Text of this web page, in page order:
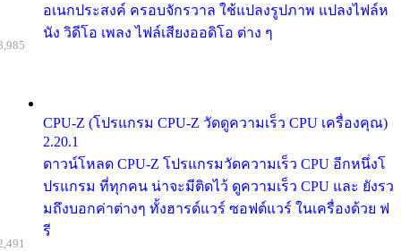
อเนกประสงค์ ครอบจักรวาล ใช้แปลงรูปภาพ แปลงไฟล์ห
นัง วิดีโอ เพลง ไฟล์เสียงออดิโอ ต่าง ๆ
CPU-Z (โปรแกรม CPU-Z วัดดูความเร็ว CPU เครื่องคุณ)
2.20.1
ดาวน์โหลด CPU-Z โปรแกรมวัดความเร็ว CPU อีกหนึ่งโ
ปรแกรม ที่ทุกคน น่าจะมีติดไว้ ดูความเร็ว CPU และ ยังรว
มถึงบอกค่าต่างๆ ทั้งฮารด์แวร์ ซอฟต์แวร์ ในเครื่องด้วย ฟ
รี